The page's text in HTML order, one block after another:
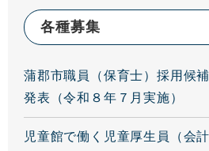
各種募集
蒲郡市職員（保育士）採用候
発表（令和８年７月実施）
児童館で働く児童厚生員（会